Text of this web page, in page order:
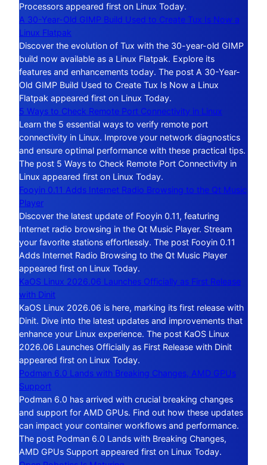
Processors appeared first on Linux Today.
A 30-Year-Old GIMP Build Used to Create Tux Is Now a
Linux Flatpak
Discover the evolution of Tux with the 30-year-old GIMP
build now available as a Linux Flatpak. Explore its
features and enhancements today. The post A 30-Year-
Old GIMP Build Used to Create Tux Is Now a Linux
Flatpak appeared first on Linux Today.
5 Ways to Check Remote Port Connectivity in Linux
Learn the 5 essential ways to verify remote port
connectivity in Linux. Improve your network diagnostics
and ensure optimal performance with these practical tips.
The post 5 Ways to Check Remote Port Connectivity in
Linux appeared first on Linux Today.
Fooyin 0.11 Adds Internet Radio Browsing to the Qt Music
Player
Discover the latest update of Fooyin 0.11, featuring
Internet radio browsing in the Qt Music Player. Stream
your favorite stations effortlessly. The post Fooyin 0.11
Adds Internet Radio Browsing to the Qt Music Player
appeared first on Linux Today.
KaOS Linux 2026.06 Launches Officially as First Release
with Dinit
KaOS Linux 2026.06 is here, marking its first release with
Dinit. Dive into the latest updates and improvements that
enhance your Linux experience. The post KaOS Linux
2026.06 Launches Officially as First Release with Dinit
appeared first on Linux Today.
Podman 6.0 Lands with Breaking Changes, AMD GPUs
Support
Podman 6.0 has arrived with crucial breaking changes
and support for AMD GPUs. Find out how these updates
can impact your container workflows and performance.
The post Podman 6.0 Lands with Breaking Changes,
AMD GPUs Support appeared first on Linux Today.